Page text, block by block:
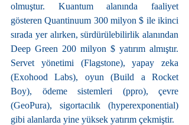
olmuştur. Kuantum alanında faaliyet
gösteren Quantinuum 300 milyon $ ile ikinci
sırada yer alırken, sürdürülebilirlik alanından
Deep Green 200 milyon $ yatırım almıştır.
Servet yönetimi (Flagstone), yapay zeka
(Exohood Labs), oyun (Build a Rocket
Boy), ödeme sistemleri (ppro), çevre
(GeoPura), sigortacılık (hyperexponential)
gibi alanlarda yine yüksek yatırım çekmiştir.